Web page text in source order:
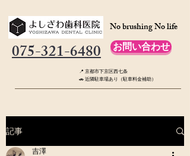
075-321-6480
No brushing No life
お問い合わせ
📍 京都市下京区西七条
🚗 近隣駐車場あり（駐車料金補助）
記事
吉澤